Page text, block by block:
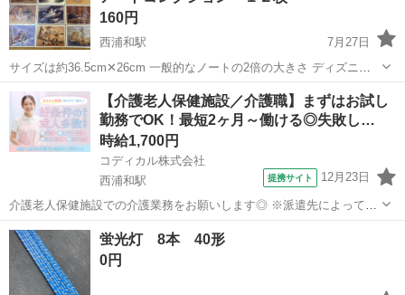
160円
西浦和駅
7月27日
サイズは約36.5cm✕26cm 一般的なノートの2倍の大きさ ディズニー
ポスター2022 の12枚 子供の部屋に飾るつもりで申し込みましたが、
今は飾るスペースがないので… 届いたままの未使用です。 ただ、配達
員さんが...
埼玉 さいたま市 西浦和駅 その他 読売新聞
【介護老人保健施設／介護職】まずはお試し
勤務でOK！最短2ヶ月～働ける◎失敗し…
時給1,700円
コディカル株式会社
西浦和駅
提携サイト 12月23日
介護老人保健施設での介護業務をお願いします◎ ※派遣先によって業
務内容の詳細は異なります。 【業務内容の一例】 ■食事介助 ■入浴介
助 ■排せつ介助 ■生活援助 ■レクリエーション ■介護記録作成 等 「聞
いていた内容と...
埼玉 さいたま市 西浦和駅 介護
蛍光灯 8本 40形
0円